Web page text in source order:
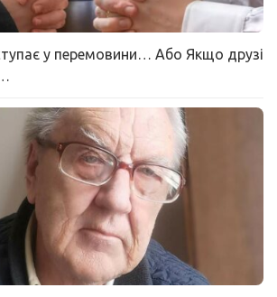
у перемовини… Або Якщо друзі